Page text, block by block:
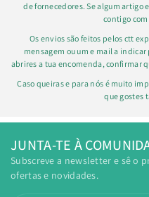
de fornecedores. Se algum artigo
contigo com
Os envios são feitos pelos ctt
mensagem ou um e mail a
abrires a tua encomenda, confirmar
Caso queiras e para nós é muito
que gostes
JUNTA-TE À
Subscreve a newsletter e sê o
ofertas e novidades.